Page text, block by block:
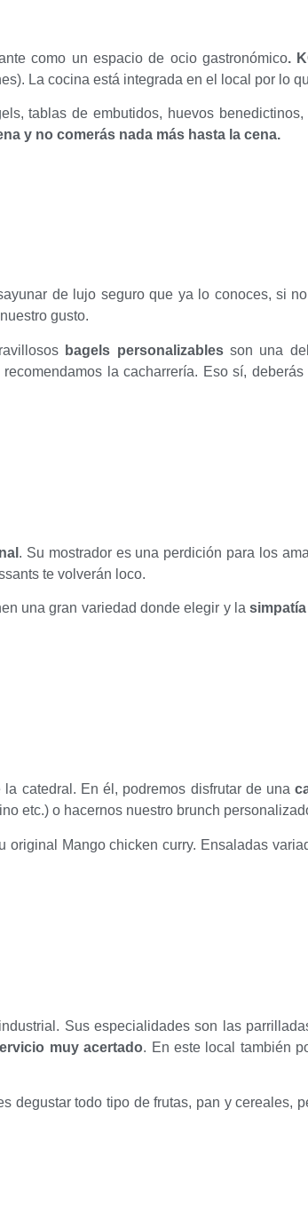
como un espacio de ocio gastronómico.
La cocina está integrada en el local por lo
tablas de embutidos, huevos
y no comerás nada más hasta la cena.
de lujo seguro que ya lo conoces, si
gusto.
bagels personalizablesson una
la cacharrería. Eso sí,
. Su mostrador es una perdición para los
te volverán loco.
una gran variedad donde elegir y la
catedral. En él, podremos disfrutar de una
etc.) o hacernos nuestro brunch
Mango chicken curry. Ensaladas
Sus especialidades son las
muy acertado. En este local también
degustar todo tipo de frutas, pan y cereales,